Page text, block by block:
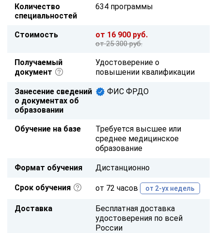
Количество
специальностей
634 программы
Стоимость от 16 900 руб.
от 25 300 руб.
Получаемый
документ
Удостоверение о
повышении квалификации
Занесение сведений
о документах об
образовании
ФИС ФРДО
Обучение на базе
Требуется высшее или
среднее медицинское
образование
Формат обучения Дистанционно
Срок обучения от 72 часов от 2-ух недель
Доставка
Бесплатная доставка
удостоверения по всей
России